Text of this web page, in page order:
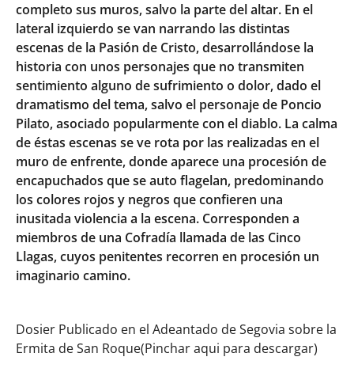
completo sus muros, salvo la parte del altar. En el
lateral izquierdo se van narrando las distintas
escenas de la Pasión de Cristo, desarrollándose la
historia con unos personajes que no transmiten
sentimiento alguno de sufrimiento o dolor, dado el
dramatismo del tema, salvo el personaje de Poncio
Pilato, asociado popularmente con el diablo. La calma
de éstas escenas se ve rota por las realizadas en el
muro de enfrente, donde aparece una procesión de
encapuchados que se auto flagelan, predominando
los colores rojos y negros que confieren una
inusitada violencia a la escena. Corresponden a
miembros de una Cofradía llamada de las Cinco
Llagas, cuyos penitentes recorren en procesión un
imaginario camino.
Dosier Publicado en el Adeantado de Segovia sobre la
Ermita de San Roque(Pinchar aqui para descargar)